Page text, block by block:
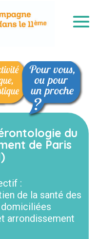
du
de Paris
:
de la santé des
arrondissement